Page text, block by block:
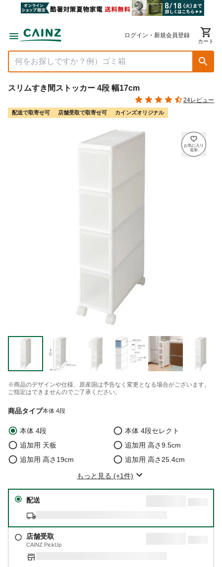
ログイン・新規会員登録
カート
スリムすき間ストッカー 4段 幅17cm
24レビュー
配送で取寄せ可 店舗受取で取寄せ可 カインズオリジナル
※商品のデザインや仕様、原産国は予告なく変更となる場合がございます。
ご指定はできませんのでご了承ください。
商品タイプ本体 4段
本体 4段
本体 4段セレクト
追加用 天板
追加用 高さ9.5cm
追加用 高さ19cm
追加用 高さ25.4cm
もっと見る (+1件)
配送
店舗受取
CAINZ PickUp